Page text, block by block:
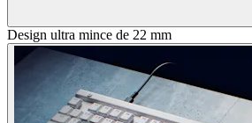
Design ultra mince de 22 mm